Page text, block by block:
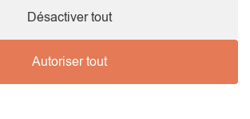
personnelles•Mentions légales
Désactiver tout
Autoriser tout